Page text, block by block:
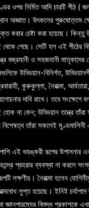
ওপর নির্মিত আদি চারটি
অজ্ঞাত। উৎকলের পুরুষোত্তম
করার চেষ্টা করা হয়েছে। কিন্তু
থেকে গেছে। সেটি হল এই পীঠের
বজ্রযানী ও সহজযানী
উড্ডিয়ান-বিনির্গত,
কুরুকুল্লা, নৈরাত্মা,
দাবি রাখে। তবে
না কেন; উড্ডিয়ান তন্ত্রে
তাঁরা সকলেই মুণ্ডমালিনী
এই ভয়ঙ্করী রূপের উপাসনার
প্রহরার ব্যবস্থা না করলে
লক্ষণীয়। নৈরাত্মা হলেন
লুপ্ত হয়েছে। ইনিই চর্যাপদে
জ্ঞানপারম্যের বিশুদ্ধ প্রকাশকে